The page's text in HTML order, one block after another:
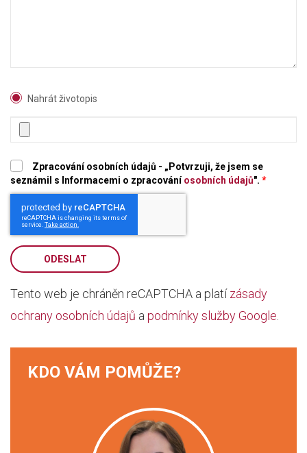
Nahrát životopis
Zpracování osobních údajů - „Potvrzuji, že jsem se
seznámil s Informacemi o zpracováníosobních údajů". *
ODESLAT
Tento web je chráněn reCAPTCHA a platízásady
ochrany osobních údajů a podmínky služby Google
KDO VÁM POMŮŽE?